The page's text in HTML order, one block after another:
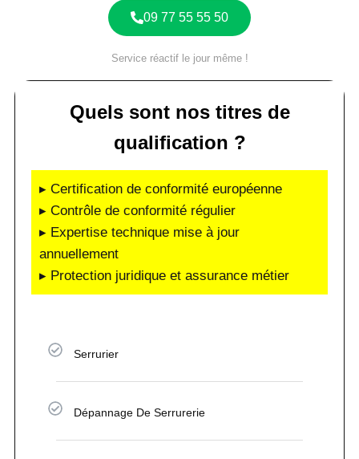
09 77 55 55 50
Service réactif le jour même !
Quels sont nos titres de
qualification ?
▸ Certification de conformité européenne
▸ Contrôle de conformité régulier
▸ Expertise technique mise à jour
annuellement
▸ Protection juridique et assurance métier
Serrurier
Dépannage De Serrurerie